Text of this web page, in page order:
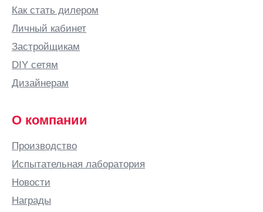
Братск
Брянск
Бугуруслан
Буденновск
Бузулук
Бутурлино
В
Как стать дилером
Личный кабинет
Застройщикам
DIY сетям
Дизайнерам
О компании
Производство
Испытательная лаборатория
Новости
Награды